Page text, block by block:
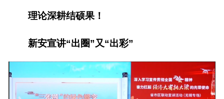
理论深耕结硕果！
新安宣讲“出圈”又“出彩”